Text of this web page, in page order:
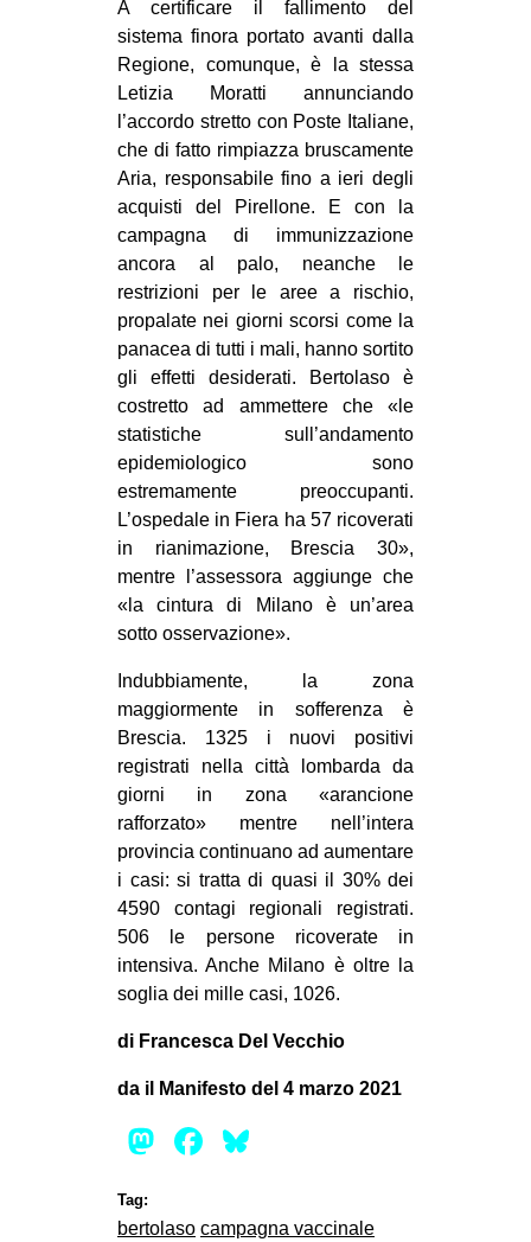
A certificare il fallimento del
sistema finora portato avanti dalla
Regione, comunque, è la stessa
Letizia Moratti annunciando
l’accordo stretto con Poste Italiane,
che di fatto rimpiazza bruscamente
Aria, responsabile fino a ieri degli
acquisti del Pirellone. E con la
campagna di immunizzazione
ancora al palo, neanche le
restrizioni per le aree a rischio,
propalate nei giorni scorsi come la
panacea di tutti i mali, hanno sortito
gli effetti desiderati. Bertolaso è
costretto ad ammettere che «le
statistiche sull’andamento
epidemiologico sono
estremamente preoccupanti.
L’ospedale in Fiera ha 57 ricoverati
in rianimazione, Brescia 30»,
mentre l’assessora aggiunge che
«la cintura di Milano è un’area
sotto osservazione».
Indubbiamente, la zona
maggiormente in sofferenza è
Brescia. 1325 i nuovi positivi
registrati nella città lombarda da
giorni in zona «arancione
rafforzato» mentre nell’intera
provincia continuano ad aumentare
i casi: si tratta di quasi il 30% dei
4590 contagi regionali registrati.
506 le persone ricoverate in
intensiva. Anche Milano è oltre la
soglia dei mille casi, 1026.
di Francesca Del Vecchio
da il Manifesto del 4 marzo 2021
Mastodon
Facebook
Tag:
bertolaso campagna vaccinale